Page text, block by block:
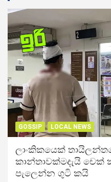
GOSSIP LOCAL NEWS
ලාංකිකයෙක්
කාන්තාවක්මදැයි
පැලෙන්න ගුටි කයි